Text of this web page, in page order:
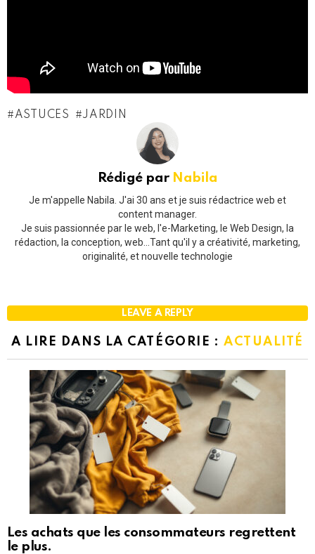
ASTUCES JARDIN
Rédigé par Nabila
Je m'appelle Nabila. J'ai 30 ans et je suis rédactrice web et
content manager.
Je suis passionnée par le web, l'e-Marketing, le Web Design, la
rédaction, la conception, web...Tant qu'il y a créativité, marketing,
originalité, et nouvelle technologie
LEAVE A REPLY
A LIRE DANS LA CATÉGORIE : ACTUALITÉ
Les achats que les consommateurs regrettent
le plus.